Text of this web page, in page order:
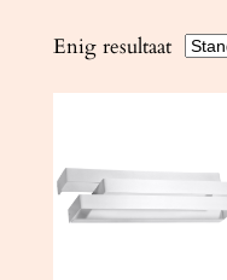
Enig resultaat